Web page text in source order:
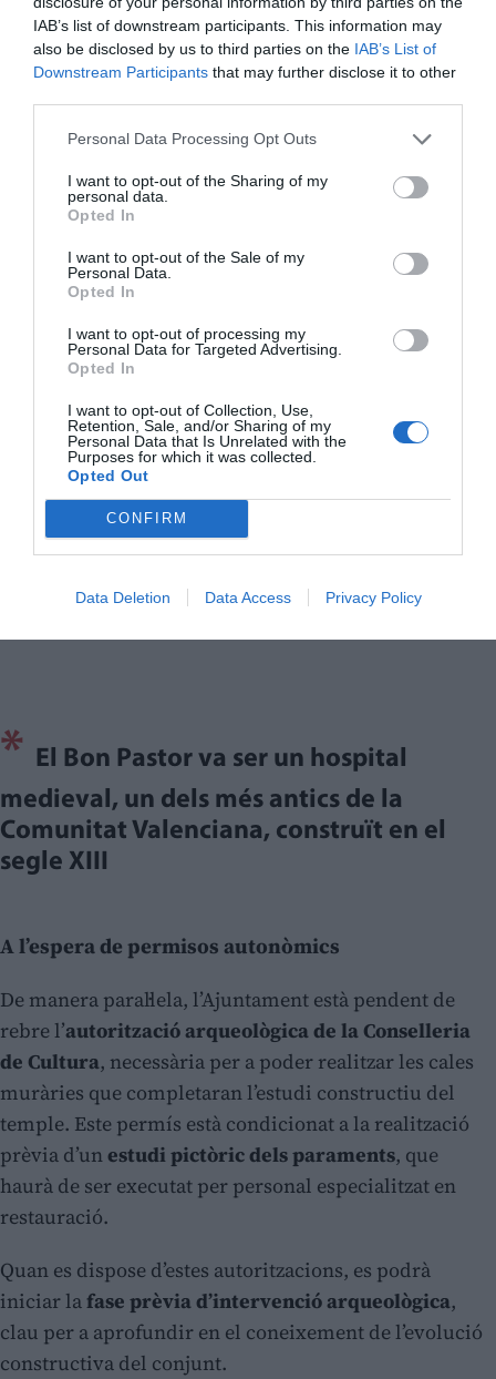
IAB’s list of downstream participants. This information may
also be disclosed by us to third parties on the IAB’s List of
Downstream Participants that may further disclose it to other
Personal Data Processing Opt Outs
I want to opt-out of the Sharing of my
personal data.
Opted In
I want to opt-out of the Sale of my
Personal Data.
Opted In
I want to opt-out of processing my
Personal Data for Targeted Advertising.
Opted In
I want to opt-out of Collection, Use,
Retention, Sale, and/or Sharing of my
Personal Data that Is Unrelated with the
Purposes for which it was collected.
Opted Out
CONFIRM
Data Deletion Data Access Privacy Policy
Per a definir les actuacions, també s’ha tingut en
compte l’informe documental encarregat en 2024 a
l’historiador Frederic Aparisi Romero
en hospitals medievals de la Universitat de València.
Este treball aporta una base rigorosa que permet
* El Bon Pastor va ser un hospital
medieval, un dels més antics de la
Comunitat Valenciana, construït en el
segle XIII
A l’espera de permisos autonòmics
De manera paral·lela, l’Ajuntament està pendent de
rebre l’autorització arqueològica de la Conselleria
de Cultura, necessària per a poder realitzar les cales
muràries que completaran l’estudi constructiu del
temple. Este permís està condicionat a la realització
prèvia d’unestudi pictòric dels paraments, que
haurà de ser executat per personal especialitzat en
restauració.
Quan es dispose d’estes autoritzacions, es podrà
iniciar lafase prèvia d’intervenció arqueològica,
clau per a aprofundir en el coneixement de l’evolució
constructiva del conjunt.